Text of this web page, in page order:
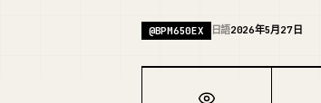
@BPM650EX 日語2026年5月27日